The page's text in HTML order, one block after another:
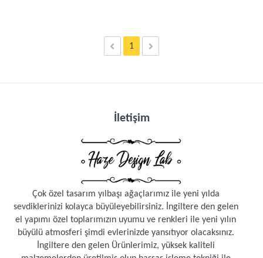
1
İletişim
Çok özel tasarım yılbaşı ağaçlarımız ile yeni yılda
sevdiklerinizi kolayca büyüleyebilirsiniz. İngiltere den gelen
el yapımı özel toplarımızın uyumu ve renkleri ile yeni yılın
büyülü atmosferi şimdi evlerinizde yansıtıyor olacaksınız.
İngiltere den gelen Ürünlerimiz, yüksek kaliteli